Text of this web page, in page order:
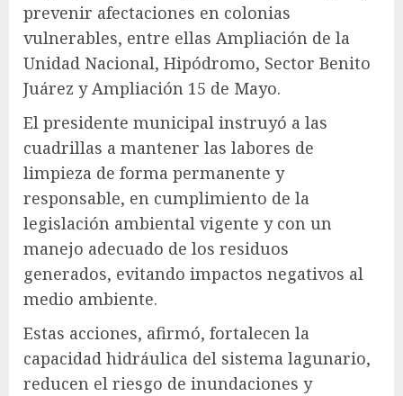
prevenir afectaciones en colonias
vulnerables, entre ellas Ampliación de la
Unidad Nacional, Hipódromo, Sector Benito
Juárez y Ampliación 15 de Mayo.
El presidente municipal instruyó a las
cuadrillas a mantener las labores de
limpieza de forma permanente y
responsable, en cumplimiento de la
legislación ambiental vigente y con un
manejo adecuado de los residuos
generados, evitando impactos negativos al
medio ambiente.
Estas acciones, afirmó, fortalecen la
capacidad hidráulica del sistema lagunario,
reducen el riesgo de inundaciones y